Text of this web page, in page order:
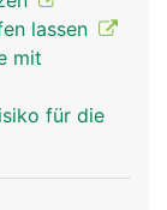
lassen
mit
für die